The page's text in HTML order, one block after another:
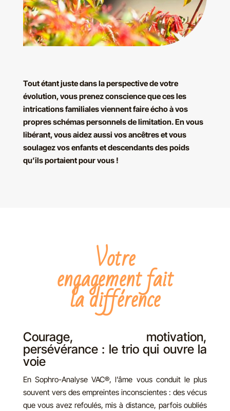
Tout étant juste dans la perspective de votre
évolution, vous prenez conscience que ces les
intrications familiales viennent faire écho à vos
propres schémas personnels de limitation. En vous
libérant, vous aidez aussi vos ancêtres et vous
soulagez vos enfants et descendants des poids
qu’ils portaient pour vous !
Votre
engagement fait
la différence
Courage, motivation,
persévérance : le trio qui ouvre la
voie
En Sophro-Analyse VAC®, l’âme vous conduit le plus
souvent vers des empreintes inconscientes : des vécus
que vous avez refoulés, mis à distance, parfois oubliés